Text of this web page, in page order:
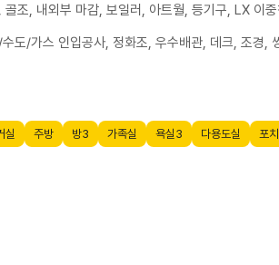
골조, 내외부 마감, 보일러, 아트월, 등기구, LX 이
도/가스 인입공사, 정화조, 우수배관, 데크, 조경,
실 주방 방3 가족실 욕실3 다용도실 포치